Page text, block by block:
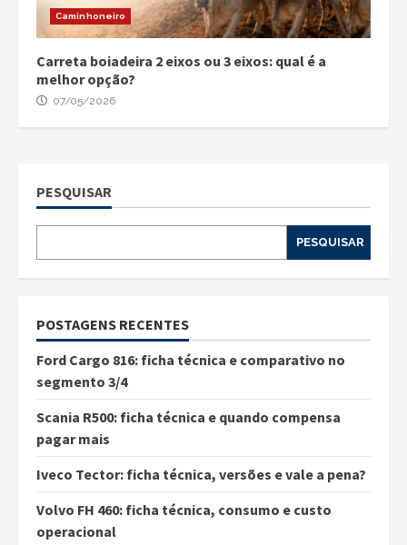
Caminhoneiro
Carreta boiadeira 2 eixos ou 3 eixos: qual é a
melhor opção?
07/05/2026
PESQUISAR
PESQUISAR
POSTAGENS RECENTES
Ford Cargo 816: ficha técnica e comparativo no
segmento 3/4
Scania R500: ficha técnica e quando compensa
pagar mais
Iveco Tector: ficha técnica, versões e vale a pena?
Volvo FH 460: ficha técnica, consumo e custo
operacional